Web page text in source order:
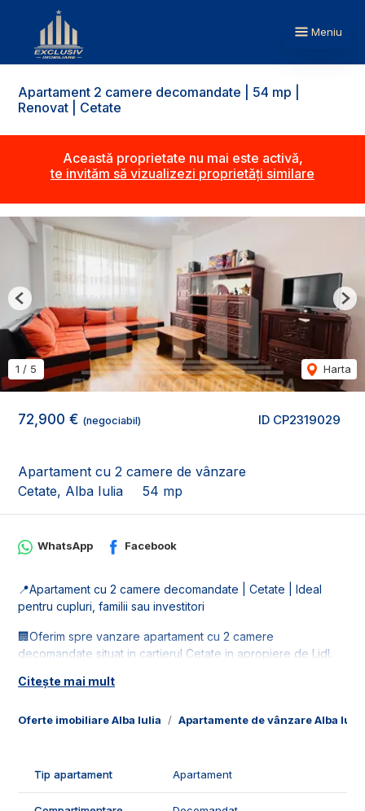
Meniu
Apartament 2 camere decomandate | 54 mp |
Renovat | Cetate
Această proprietate nu mai este activă,
te invităm să vizualizezi proprietăți similare
ID CP2319029
72,900 € (negociabil)
Apartament cu 2 camere de vânzare
Cetate, Alba Iulia
54 mp
1 / 5 Harta
Previous
Oferte imobiliare Alba Iulia Apartamente de vânzare Alba Iulia
WhatsApp Facebook
📍Apartament cu 2 camere decomandate | Cetate | Ideal
pentru cupluri, familii sau investitori
🏢Oferim spre vanzare apartament cu 2 camere
decomandate situat in cartierul Cetate in apropiere de Lidl.
📐Apartamentul este in suprafata utila de 54 mp, fiind
- 1 living;
- 1 baie;
- 1 hol;
Citește mai mult
Tip apartament Apartament